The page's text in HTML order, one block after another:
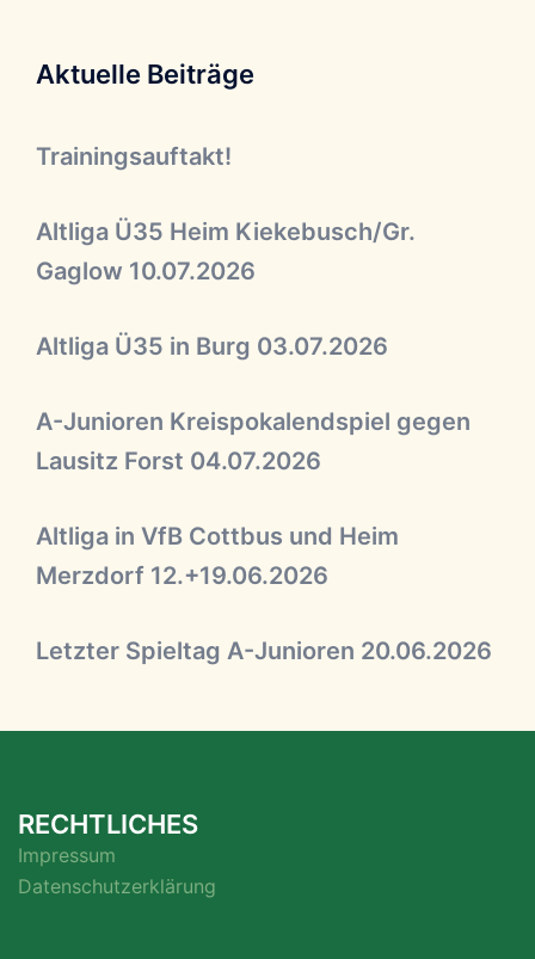
Aktuelle Beiträge
Trainingsauftakt!
Altliga Ü35 Heim Kiekebusch/Gr.
Gaglow 10.07.2026
Altliga Ü35 in Burg 03.07.2026
A-Junioren Kreispokalendspiel gegen
Lausitz Forst 04.07.2026
Altliga in VfB Cottbus und Heim
Merzdorf 12.+19.06.2026
Letzter Spieltag A-Junioren 20.06.2026
RECHTLICHES
Impressum
Datenschutzerklärung